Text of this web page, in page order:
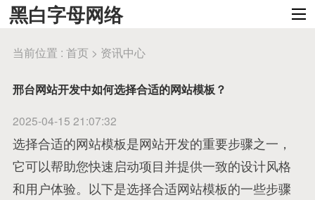
黑白字母网络
当前位置 : 首页 > 资讯中心
邢台网站开发中如何选择合适的网站模板？
2025-04-15 21:07:32
选择合适的网站模板是网站开发的重要步骤之一，
它可以帮助您快速启动项目并提供一致的设计风格
和用户体验。以下是选择合适网站模板的一些步骤